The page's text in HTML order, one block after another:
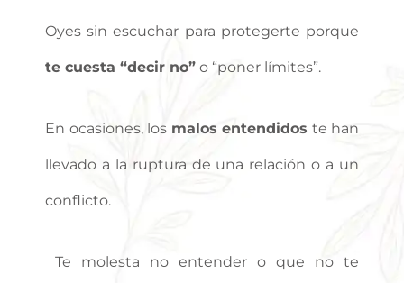
Oyes sin escuchar para protegerte porque
te cuesta “decir no” o “poner límites”.
En ocasiones, los malos entendidos te han
llevado a la ruptura de una relación o a un
conflicto.
Te molesta no entender o que no te